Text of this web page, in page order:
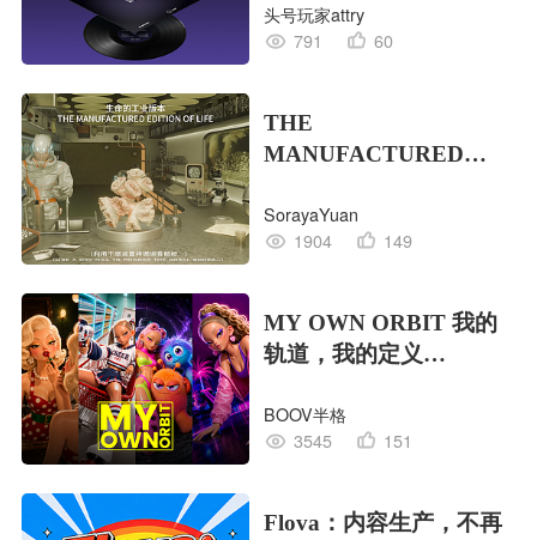
头号玩家attry
791
60
THE
MANUFACTURED
的工业版本
SorayaYuan
1904
149
MY OWN ORBIT 我的
轨道，我的定义
对
BOOV半格
3545
151
Flova：内容生产，不再